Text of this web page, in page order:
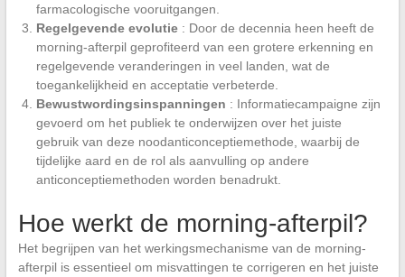
farmacologische vooruitgangen.
Regelgevende evolutie : Door de decennia heen heeft de
morning-afterpil geprofiteerd van een grotere erkenning en
regelgevende veranderingen in veel landen, wat de
toegankelijkheid en acceptatie verbeterde.
Bewustwordingsinspanningen : Informatiecampaigne zijn
gevoerd om het publiek te onderwijzen over het juiste
gebruik van deze noodanticonceptiemethode, waarbij de
tijdelijke aard en de rol als aanvulling op andere
anticonceptiemethoden worden benadrukt.
Hoe werkt de morning-afterpil?
Het begrijpen van het werkingsmechanisme van de morning-
afterpil is essentieel om misvattingen te corrigeren en het juiste